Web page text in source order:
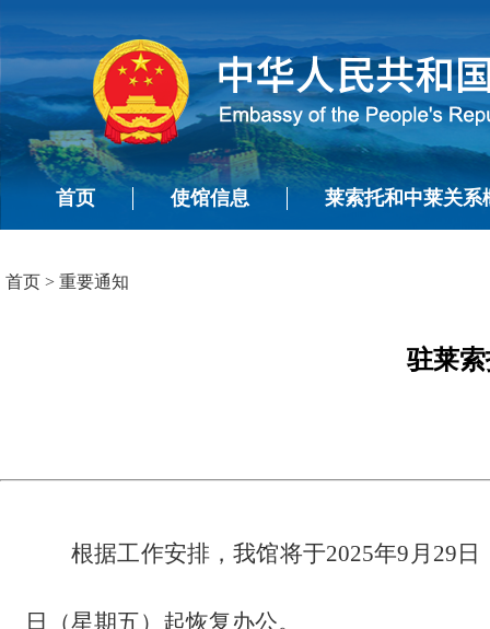
首页 使馆信息 莱索托和中莱关系
首页 > 重要通知
驻莱
根据工作安排，我馆将于2025年9月29
日（星期五）起恢复办公。